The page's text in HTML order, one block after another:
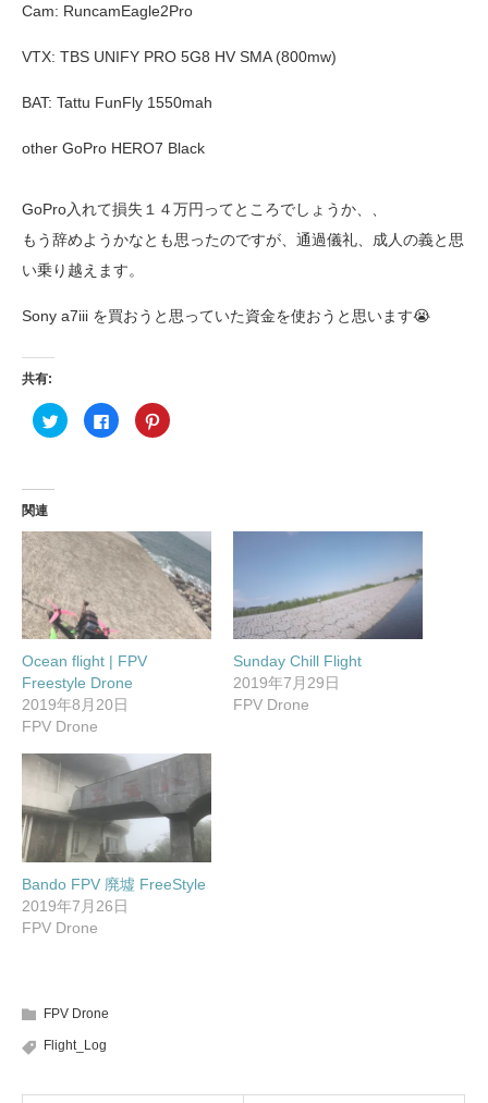
Cam: RuncamEagle2Pro
VTX: TBS UNIFY PRO 5G8 HV SMA (800mw)
BAT: Tattu FunFly 1550mah
other GoPro HERO7 Black
GoPro入れて損失１４万円ってところでしょうか、、
もう辞めようかなとも思ったのですが、通過儀礼、成人の義と思
い乗り越えます。
Sony a7iii を買おうと思っていた資金を使おうと思います😭
共有:
ク
リ
t
t
e
r
で
共
有
(
新
い
ウ
ィ
ン
ド
ウ
開
き
ま
す
)
F
a
共
有
す
る
に
は
ク
リ
ッ
ク
し
て
く
だ
さ
新
し
い
ィ
ン
ド
ウ
で
開
き
ま
す
ク
リ
t
r
e
で
共
有
ウ
き
ま
す
)
関連
Ocean flight | FPV
Freestyle Drone
2019年8月20日
FPV Drone
Sunday Chill Flight
2019年7月29日
FPV Drone
Bando FPV 廃墟 FreeStyle
2019年7月26日
FPV Drone
FPV Drone
Flight_Log